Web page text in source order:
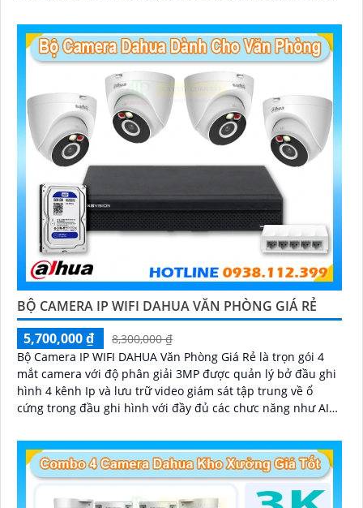
BỘ CAMERA IP WIFI DAHUA VĂN PHÒNG GIÁ RẺ
5,700,000 ₫
8,300,000 ₫
Bộ Camera IP WIFI DAHUA Văn Phòng Giá Rẻ là trọn gói 4
mắt camera với độ phân giải 3MP được quản lý bở đầu ghi
hình 4 kênh Ip và lưu trữ video giám sát tập trung về ổ
cứng trong đầu ghi hình với đầy đủ các chưc năng như AI
giám sát có màu vào ban đêm